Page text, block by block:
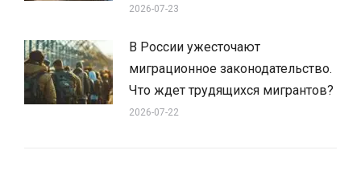
2026-07-23
В России ужесточают
миграционное законодательство.
Что ждет трудящихся мигрантов?
2026-07-22